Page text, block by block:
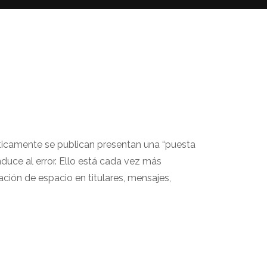
se publican presentan una “puesta
al error. Ello está cada vez más
de espacio en titulares, mensajes,